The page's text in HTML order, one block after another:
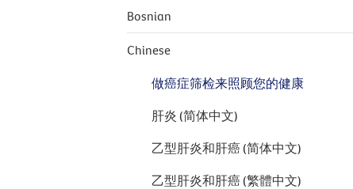
Bosnian
Chinese
做癌症筛检来照顾您的健康
肝炎 (简体中文)
乙型肝炎和肝癌 (简体中文)
乙型肝炎和肝癌 (繁體中文)